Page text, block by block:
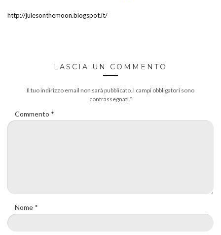
http://julesonthemoon.blogspot.it/
LASCIA UN COMMENTO
Il tuo indirizzo email non sarà pubblicato. I campi obbligatori sono
contrassegnati*
Commento *
Nome *